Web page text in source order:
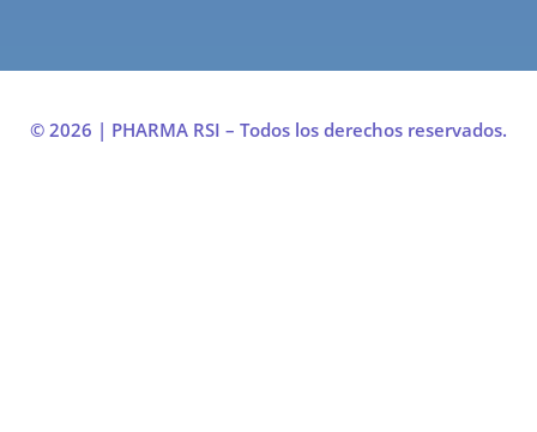
© 2026 | PHARMA RSI – Todos los derechos reservados.